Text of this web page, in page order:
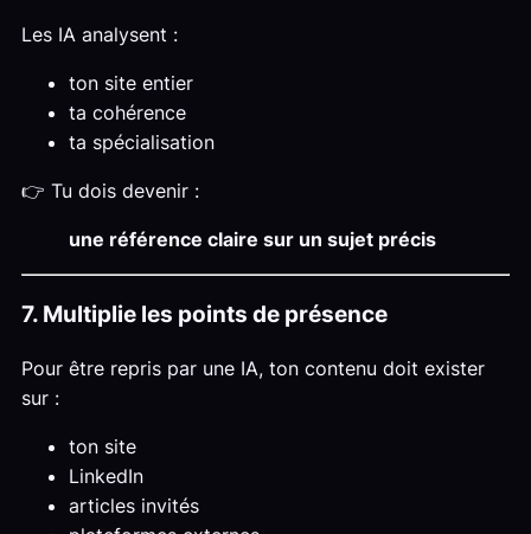
Les IA analysent :
ton site entier
ta cohérence
ta spécialisation
👉 Tu dois devenir :
une référence claire sur un sujet précis
7. Multiplie les points de présence
Pour être repris par une IA, ton contenu doit exister
sur :
ton site
LinkedIn
articles invités